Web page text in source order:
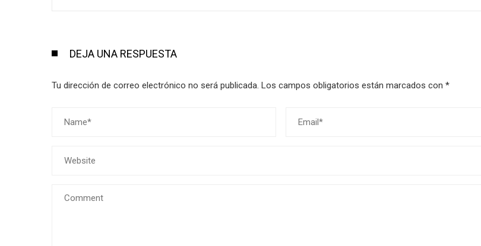
DEJA UNA RESPUESTA
Tu dirección de correo electrónico no será publicada. Los campos obligatorios están marcados con *